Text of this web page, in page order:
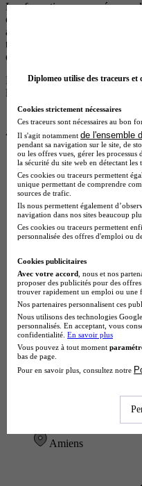
Les formations proposées par
clients), qui ne versent aucune
apparaissent après celles des
triées par pertinence. Elles sont
disposent pas de logos.
Pour plus d’informations,
la plateforme.
Amiens
Diplomeo utilise des traceurs et
Cookies strictement nécessaires
Ces traceurs sont nécessaires au bon
Il s'agit notamment de l'ensemble
pendant sa navigation sur le site, de
ou les offres vues, gérer les
la sécurité du site web en détectant
Ces cookies ou traceurs permettent
unique permettant de comprendre
sources de trafic.
Ils nous permettent également
navigation dans nos sites beaucoup
Ces cookies ou traceurs permettent
personnalisée des offres d'emploi ou
Cookies publicitaires
Avec votre accord , nous et nos
proposer des publicités pour des
trouver rapidement un emploi ou une
Nos partenaires personnalisent ces
Nous utilisons des technologies
personnalisés. En acceptant, vous
confidentialité. En savoir plus
Vous pouvez à tout moment
bas de page.
Pour en savoir plus, consultez notre